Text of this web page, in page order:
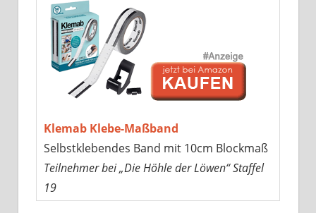
Klemab Klebe-Maßband
Selbstklebendes Band mit 10cm Blockmaß
Teilnehmer bei „Die Höhle der Löwen“ Staffel
19